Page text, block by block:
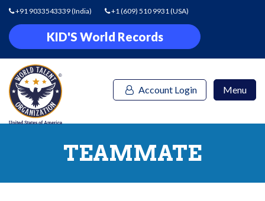
+91 9033543339(India) +1 (609) 510 9931(USA)
KID'S World Records
Account Login Menu
TEAMMATE